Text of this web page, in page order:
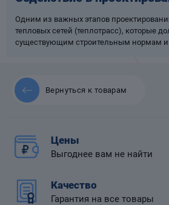
Одним из важных этапов
тепловых сетей (теплотрасс), которые
существующим строительным нормам
Вернуться к товарам
Цены
Выгоднее вам не найти
Качество
Гарантия на все товары
Компенсаторы